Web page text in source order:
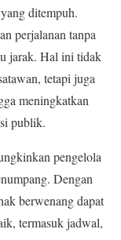
ditempuh.
perjalanan tanpa
jarak. Hal ini tidak
tetapi juga
meningkatkan
publik.
pengelola
Dengan
berwenang dapat
termasuk jadwal,